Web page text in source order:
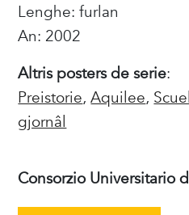
Lenghe: furlan
An: 2002
Altris posters de serie:
Preistorie,Aquilee,
gjornâl
Consorzio Universitario